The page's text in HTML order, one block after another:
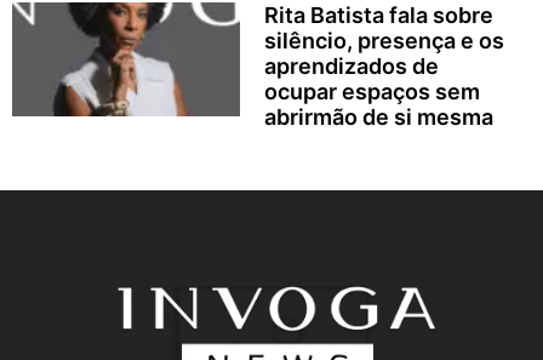
Rita Batista fala sobre
silêncio, presença e os
aprendizados de
ocupar espaços sem
abrirmão de si mesma